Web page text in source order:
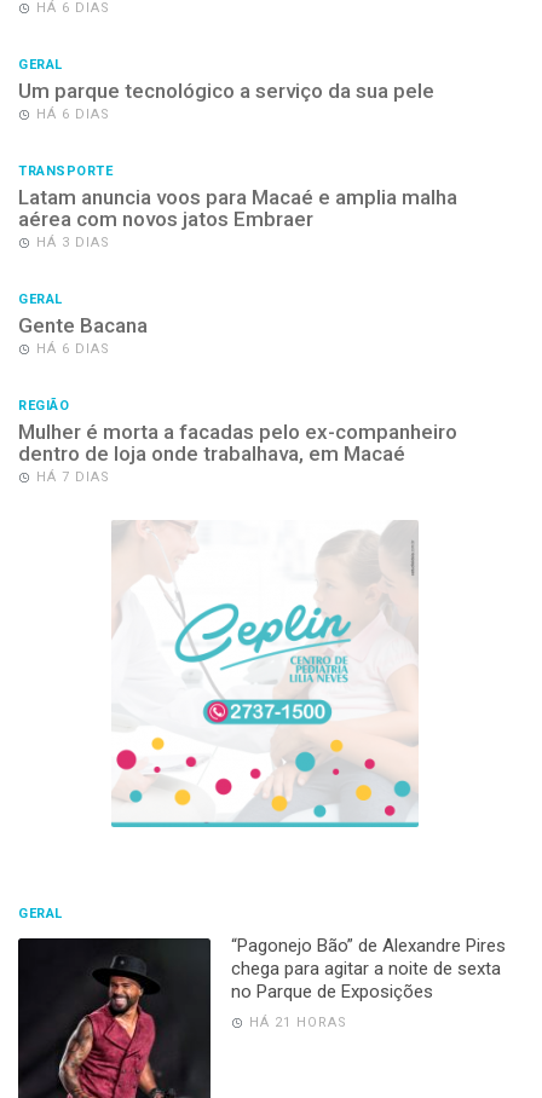
HÁ 6 DIAS
GERAL
Um parque tecnológico a serviço da sua pele
HÁ 6 DIAS
TRANSPORTE
Latam anuncia voos para Macaé e amplia malha
aérea com novos jatos Embraer
HÁ 3 DIAS
GERAL
Gente Bacana
HÁ 6 DIAS
REGIÃO
Mulher é morta a facadas pelo ex-companheiro
dentro de loja onde trabalhava, em Macaé
HÁ 7 DIAS
GERAL
“Pagonejo Bão” de Alexandre Pires
chega para agitar a noite de sexta
no Parque de Exposições
HÁ 21 HORAS